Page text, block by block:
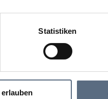
Statistiken
„Saturday Night Fever“